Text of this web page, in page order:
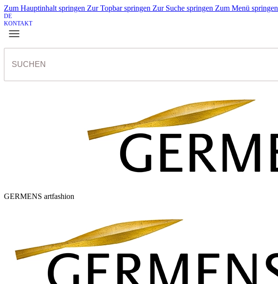
Zum Hauptinhalt springen Zur Topbar springen Zur Suche springen Zum Menü springen
DE
KONTAKT
GERMENS artfashion